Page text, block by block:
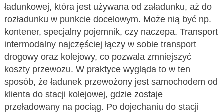
ładunkowej, która jest używana od załadunku, aż do
rozładunku w punkcie docelowym. Może nią być np.
kontener, specjalny pojemnik, czy naczepa. Transport
intermodalny najczęściej łączy w sobie transport
drogowy oraz kolejowy, co pozwala zmniejszyć
koszty przewozu. W praktyce wygląda to w ten
sposób, że ładunek przewożony jest samochodem od
klienta do stacji kolejowej, gdzie zostaje
przeładowany na pociąg. Po dojechaniu do stacji